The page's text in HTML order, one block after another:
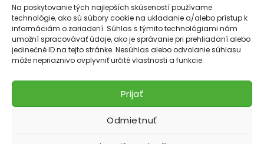
Na poskytovanie tých najlepších skúseností používame
technológie, ako sú súbory cookie na ukladanie a/alebo prístup k
informáciám o zariadení. Súhlas s týmito technológiami nám
umožní spracovávať údaje, ako je správanie pri prehliadaní alebo
jedinečné ID na tejto stránke. Nesúhlas alebo odvolanie súhlasu
môže nepriaznivo ovplyvniť určité vlastnosti a funkcie.
Prijať
Odmietnuť
+421918 530 888
Cookies